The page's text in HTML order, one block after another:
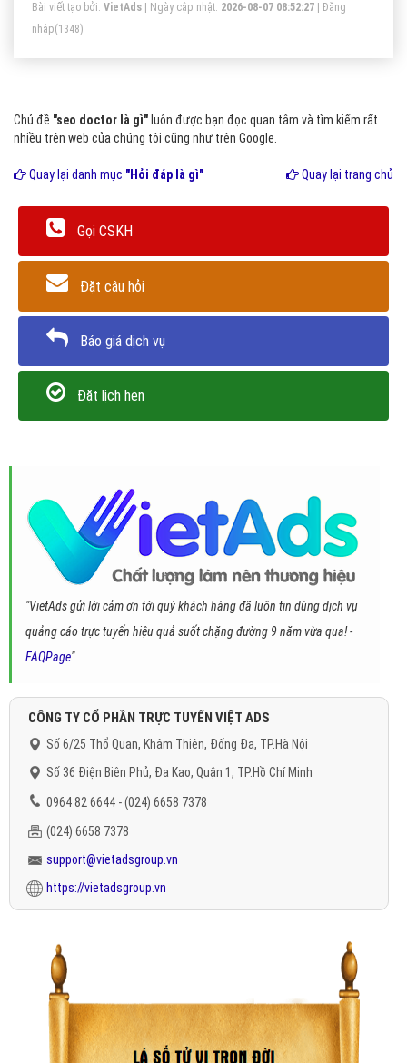
Bài viết tạo bởi: VietAds | Ngày cập nhật: 2026-08-07 08:52:27
Đăng
nhập(1348)
Chủ đề "seo doctor là gì" luôn được bạn đọc quan tâm và tìm kiếm rất
nhiều trên web của chúng tôi cũng như trên Google.
Quay lại danh mục "Hỏi đáp là gì" Quay lại trang chủ
Gọi CSKH
Đặt câu hỏi
Báo giá dịch vụ
Đặt lịch hẹn
"VietAds gửi lời cảm ơn tới quý khách hàng đã luôn tin dùng dịch vụ
quảng cáo trực tuyến hiệu quả suốt chặng đường 9 năm vừa qua! -
FAQPage"
CÔNG TY CỔ PHẦN TRỰC TUYẾN VIỆT ADS
Số 6/25 Thổ Quan, Khâm Thiên, Đống Đa, TP.Hà Nội
Số 36 Điện Biên Phủ, Đa Kao, Quận 1, TP.Hồ Chí Minh
0964 82 6644 - (024) 6658 7378
(024) 6658 7378
support@vietadsgroup.vn
https://vietadsgroup.vn